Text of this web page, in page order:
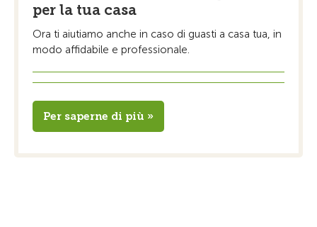
per la tua casa
Ora ti aiutiamo anche in caso di guasti a casa tua, in
modo affidabile e professionale.
Per saperne di più »